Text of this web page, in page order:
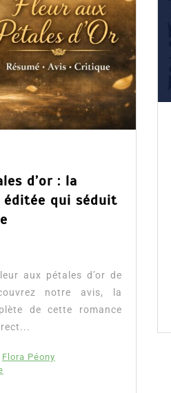
d’or : la
éditée qui séduit
aux pétales d’or de
notre avis, la
de cette romance
Flora Péony